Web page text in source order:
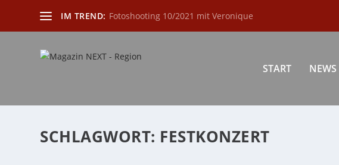
IM TREND: Fotoshooting 10/2021 mit Veronique
START NEWS
SCHLAGWORT: FESTKONZERT